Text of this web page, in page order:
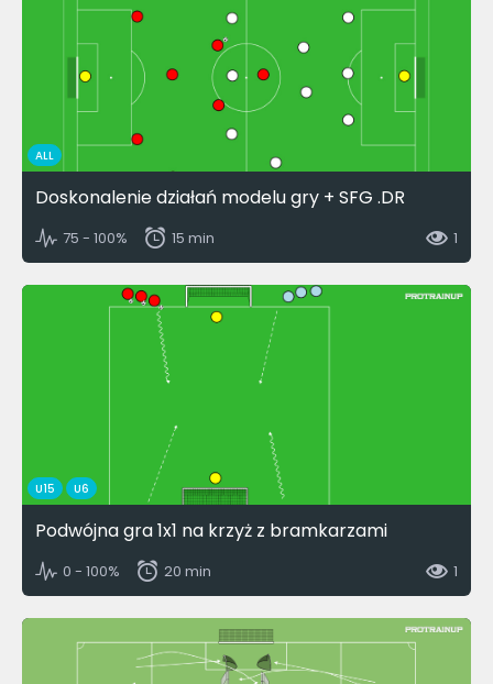
ALL
Doskonalenie działań modelu gry + SFG .DR
75 - 100% 15 min 1
U15 U6
Podwójna gra 1x1 na krzyż z bramkarzami
0 - 100% 20 min 1